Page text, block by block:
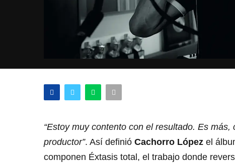
“Estoy muy contento con el resultado. Es
productor”. Así definió Cachorro López el
componen Éxtasis total, el trabajo donde